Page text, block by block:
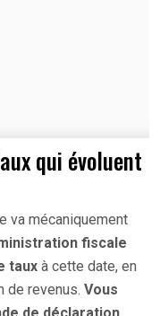
qui évoluent
va mécaniquement
fiscale
taux à cette date, en
de revenus. Vous
de déclaration